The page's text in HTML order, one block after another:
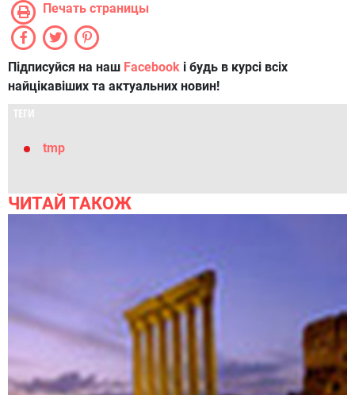
Печать страницы
Підписуйся на наш Facebook і будь в курсі всіх
найцікавіших та актуальних новин!
ТЕГИ
tmp
ЧИТАЙ ТАКОЖ